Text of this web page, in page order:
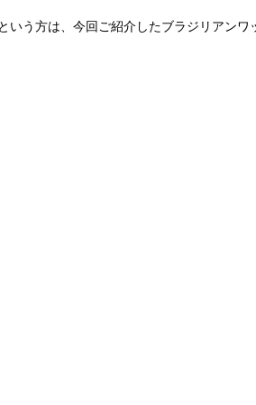
う方は、今回ご紹介したブラジリアン